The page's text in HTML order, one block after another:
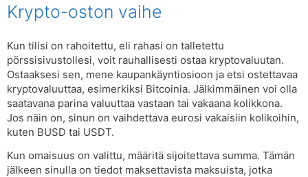
Krypto-oston vaihe
Kun tilisi on rahoitettu, eli rahasi on talletettu
pörssisivustollesi, voit rauhallisesti ostaa kryptovaluutan.
Ostaaksesi sen, mene kaupankäyntiosioon ja etsi ostettavaa
kryptovaluuttaa, esimerkiksi Bitcoinia. Jälkimmäinen voi olla
saatavana parina valuuttaa vastaan ​​tai vakaana kolikkona.
Jos näin on, sinun on vaihdettava eurosi vakaisiin kolikoihin,
kuten BUSD tai USDT.
Kun omaisuus on valittu, määritä sijoitettava summa. Tämän
jälkeen sinulla on tiedot maksettavista maksuista, jotka